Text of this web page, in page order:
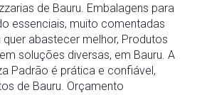
de Bauru. Embalagens para
essenciais, muito comentadas
quer abastecer melhor, Produtos
soluções diversas, em Bauru. A
Padrão é prática e confiável,
de Bauru. Orçamento